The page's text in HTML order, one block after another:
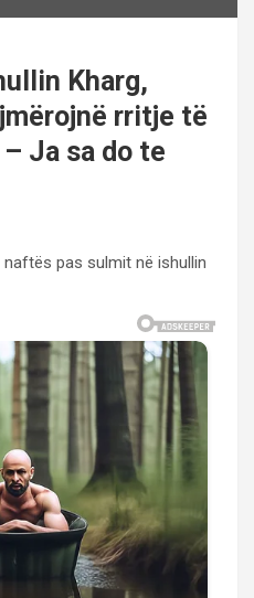
Kharg,
rritje të
Ja sa do te
pas sulmit në ishullin